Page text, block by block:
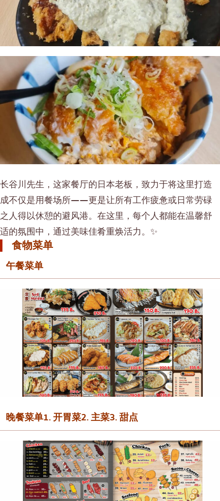
长谷川先生，这家餐厅的日本老板，致力于将这里打造
成不仅是用餐场所——更是让所有工作疲惫或日常劳碌
之人得以休憩的避风港。在这里，每个人都能在温馨舒
适的氛围中，通过美味佳肴重焕活力。✨
食物菜单
午餐菜单
晚餐菜单1. 开胃菜2. 主菜3. 甜点